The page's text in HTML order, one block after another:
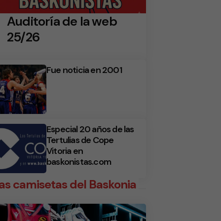
Auditoría de la web
25/26
Fue noticia en 2001
Especial 20 años de las
Tertulias de Cope
Vitoria en
baskonistas.com
camisetas del Baskonia